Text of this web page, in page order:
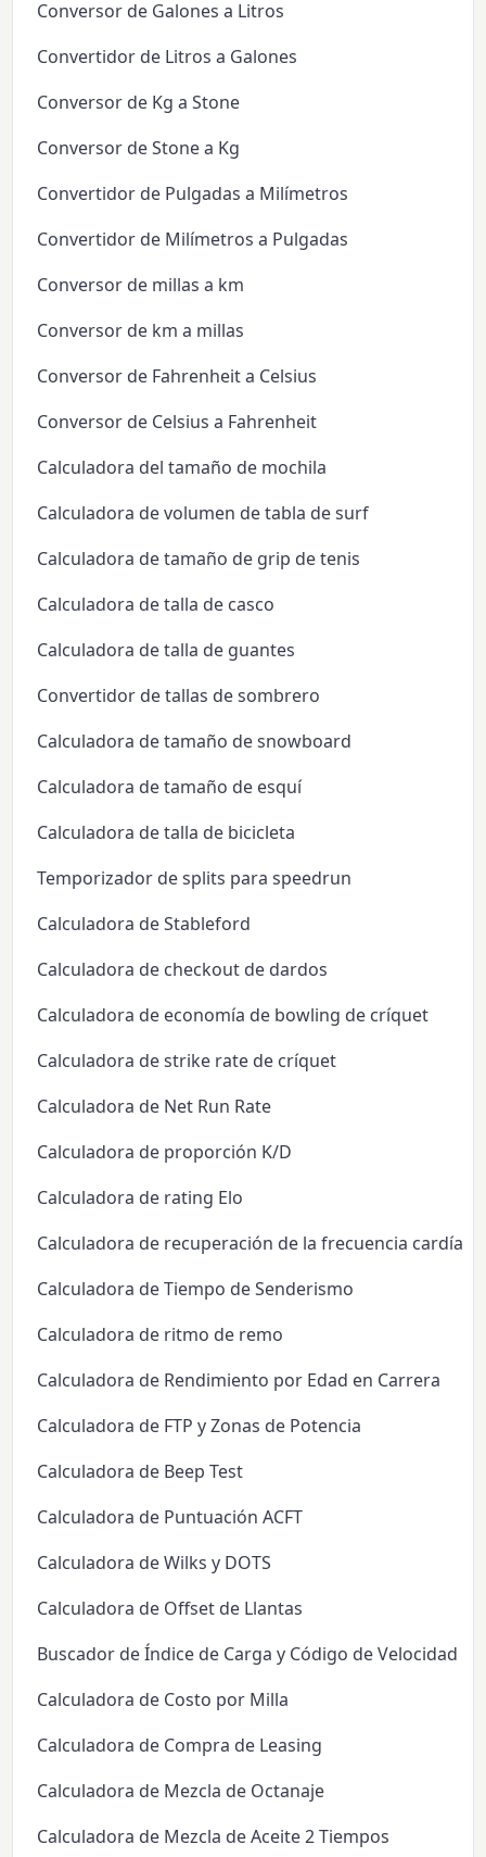
Conversor de Galones a Litros
Convertidor de Litros a Galones
Conversor de Kg a Stone
Conversor de Stone a Kg
Convertidor de Pulgadas a Milímetros
Convertidor de Milímetros a Pulgadas
Conversor de millas a km
Conversor de km a millas
Conversor de Fahrenheit a Celsius
Conversor de Celsius a Fahrenheit
Calculadora del tamaño de mochila
Calculadora de volumen de tabla de surf
Calculadora de tamaño de grip de tenis
Calculadora de talla de casco
Calculadora de talla de guantes
Convertidor de tallas de sombrero
Calculadora de tamaño de snowboard
Calculadora de tamaño de esquí
Calculadora de talla de bicicleta
Temporizador de splits para speedrun
Calculadora de Stableford
Calculadora de checkout de dardos
Calculadora de economía de bowling de críquet
Calculadora de strike rate de críquet
Calculadora de Net Run Rate
Calculadora de proporción K/D
Calculadora de rating Elo
Calculadora de recuperación de la frecuencia cardíaca
Calculadora de Tiempo de Senderismo
Calculadora de ritmo de remo
Calculadora de Rendimiento por Edad en Carrera
Calculadora de FTP y Zonas de Potencia
Calculadora de Beep Test
Calculadora de Puntuación ACFT
Calculadora de Wilks y DOTS
Calculadora de Offset de Llantas
Buscador de Índice de Carga y Código de Velocidad
Calculadora de Costo por Milla
Calculadora de Compra de Leasing
Calculadora de Mezcla de Octanaje
Calculadora de Mezcla de Aceite 2 Tiempos